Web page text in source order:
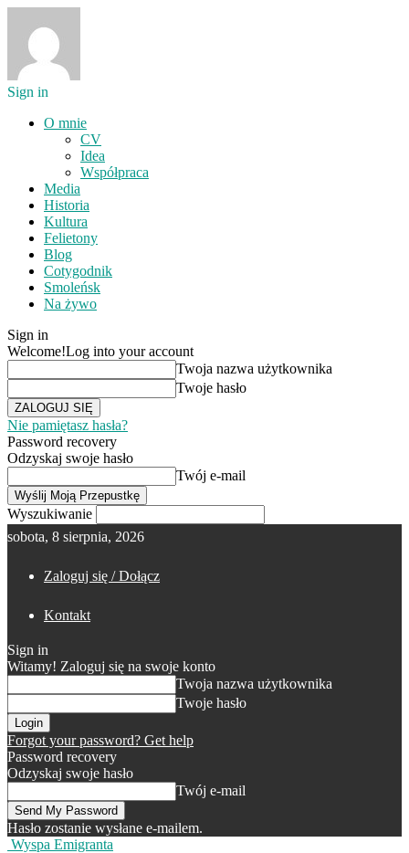
Sign in
O mnie
CV
Idea
Współpraca
Media
Historia
Kultura
Felietony
Blog
Cotygodnik
Smoleńsk
Na żywo
Sign in
Welcome!Log into your account
Twoja nazwa użytkownika
Twoje hasło
Nie pamiętasz hasła?
Password recovery
Odzyskaj swoje hasło
Twój e-mail
Wyszukiwanie
sobota, 8 sierpnia, 2026
Zaloguj się / Dołącz
Kontakt
Sign in
Witamy! Zaloguj się na swoje konto
Twoja nazwa użytkownika
Twoje hasło
Forgot your password? Get help
Password recovery
Odzyskaj swoje hasło
Twój e-mail
Hasło zostanie wysłane e-mailem.
Wyspa Emigranta